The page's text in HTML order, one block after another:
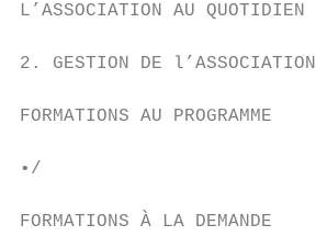
L’ASSOCIATION AU QUOTIDIEN
2. GESTION DE l’ASSOCIATION
FORMATIONS AU PROGRAMME
•/
FORMATIONS À LA DEMANDE